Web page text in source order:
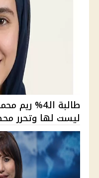
طالبة الـ4%
ليست لها وتحرر